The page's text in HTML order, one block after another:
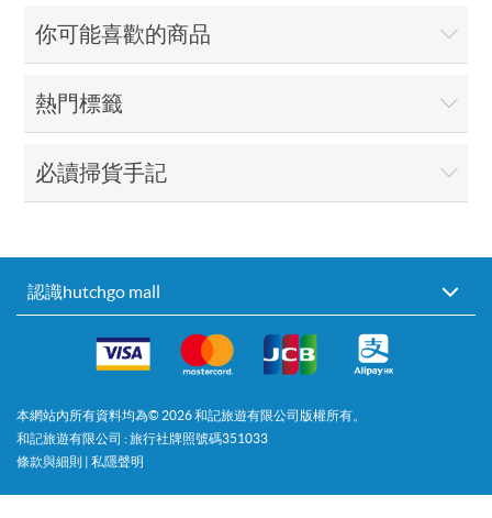
你可能喜歡的商品
熱門標籤
必讀掃貨手記
認識hutchgo mall
本網站內所有資料均為© 2026和記旅遊有限公司版權所有。
和記旅遊有限公司 : 旅行社牌照號碼351033
條款與細則 | 私隱聲明